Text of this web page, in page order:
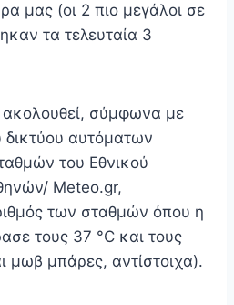
μας (οι 2 πιο μεγάλοι σε
τα τελευταία 3
σύμφωνα με
δικτύου αυτόματων
του Εθνικού
Meteo.gr,
των σταθμών όπου η
τους 37 °C και τους
μωβ μπάρες, αντίστοιχα).